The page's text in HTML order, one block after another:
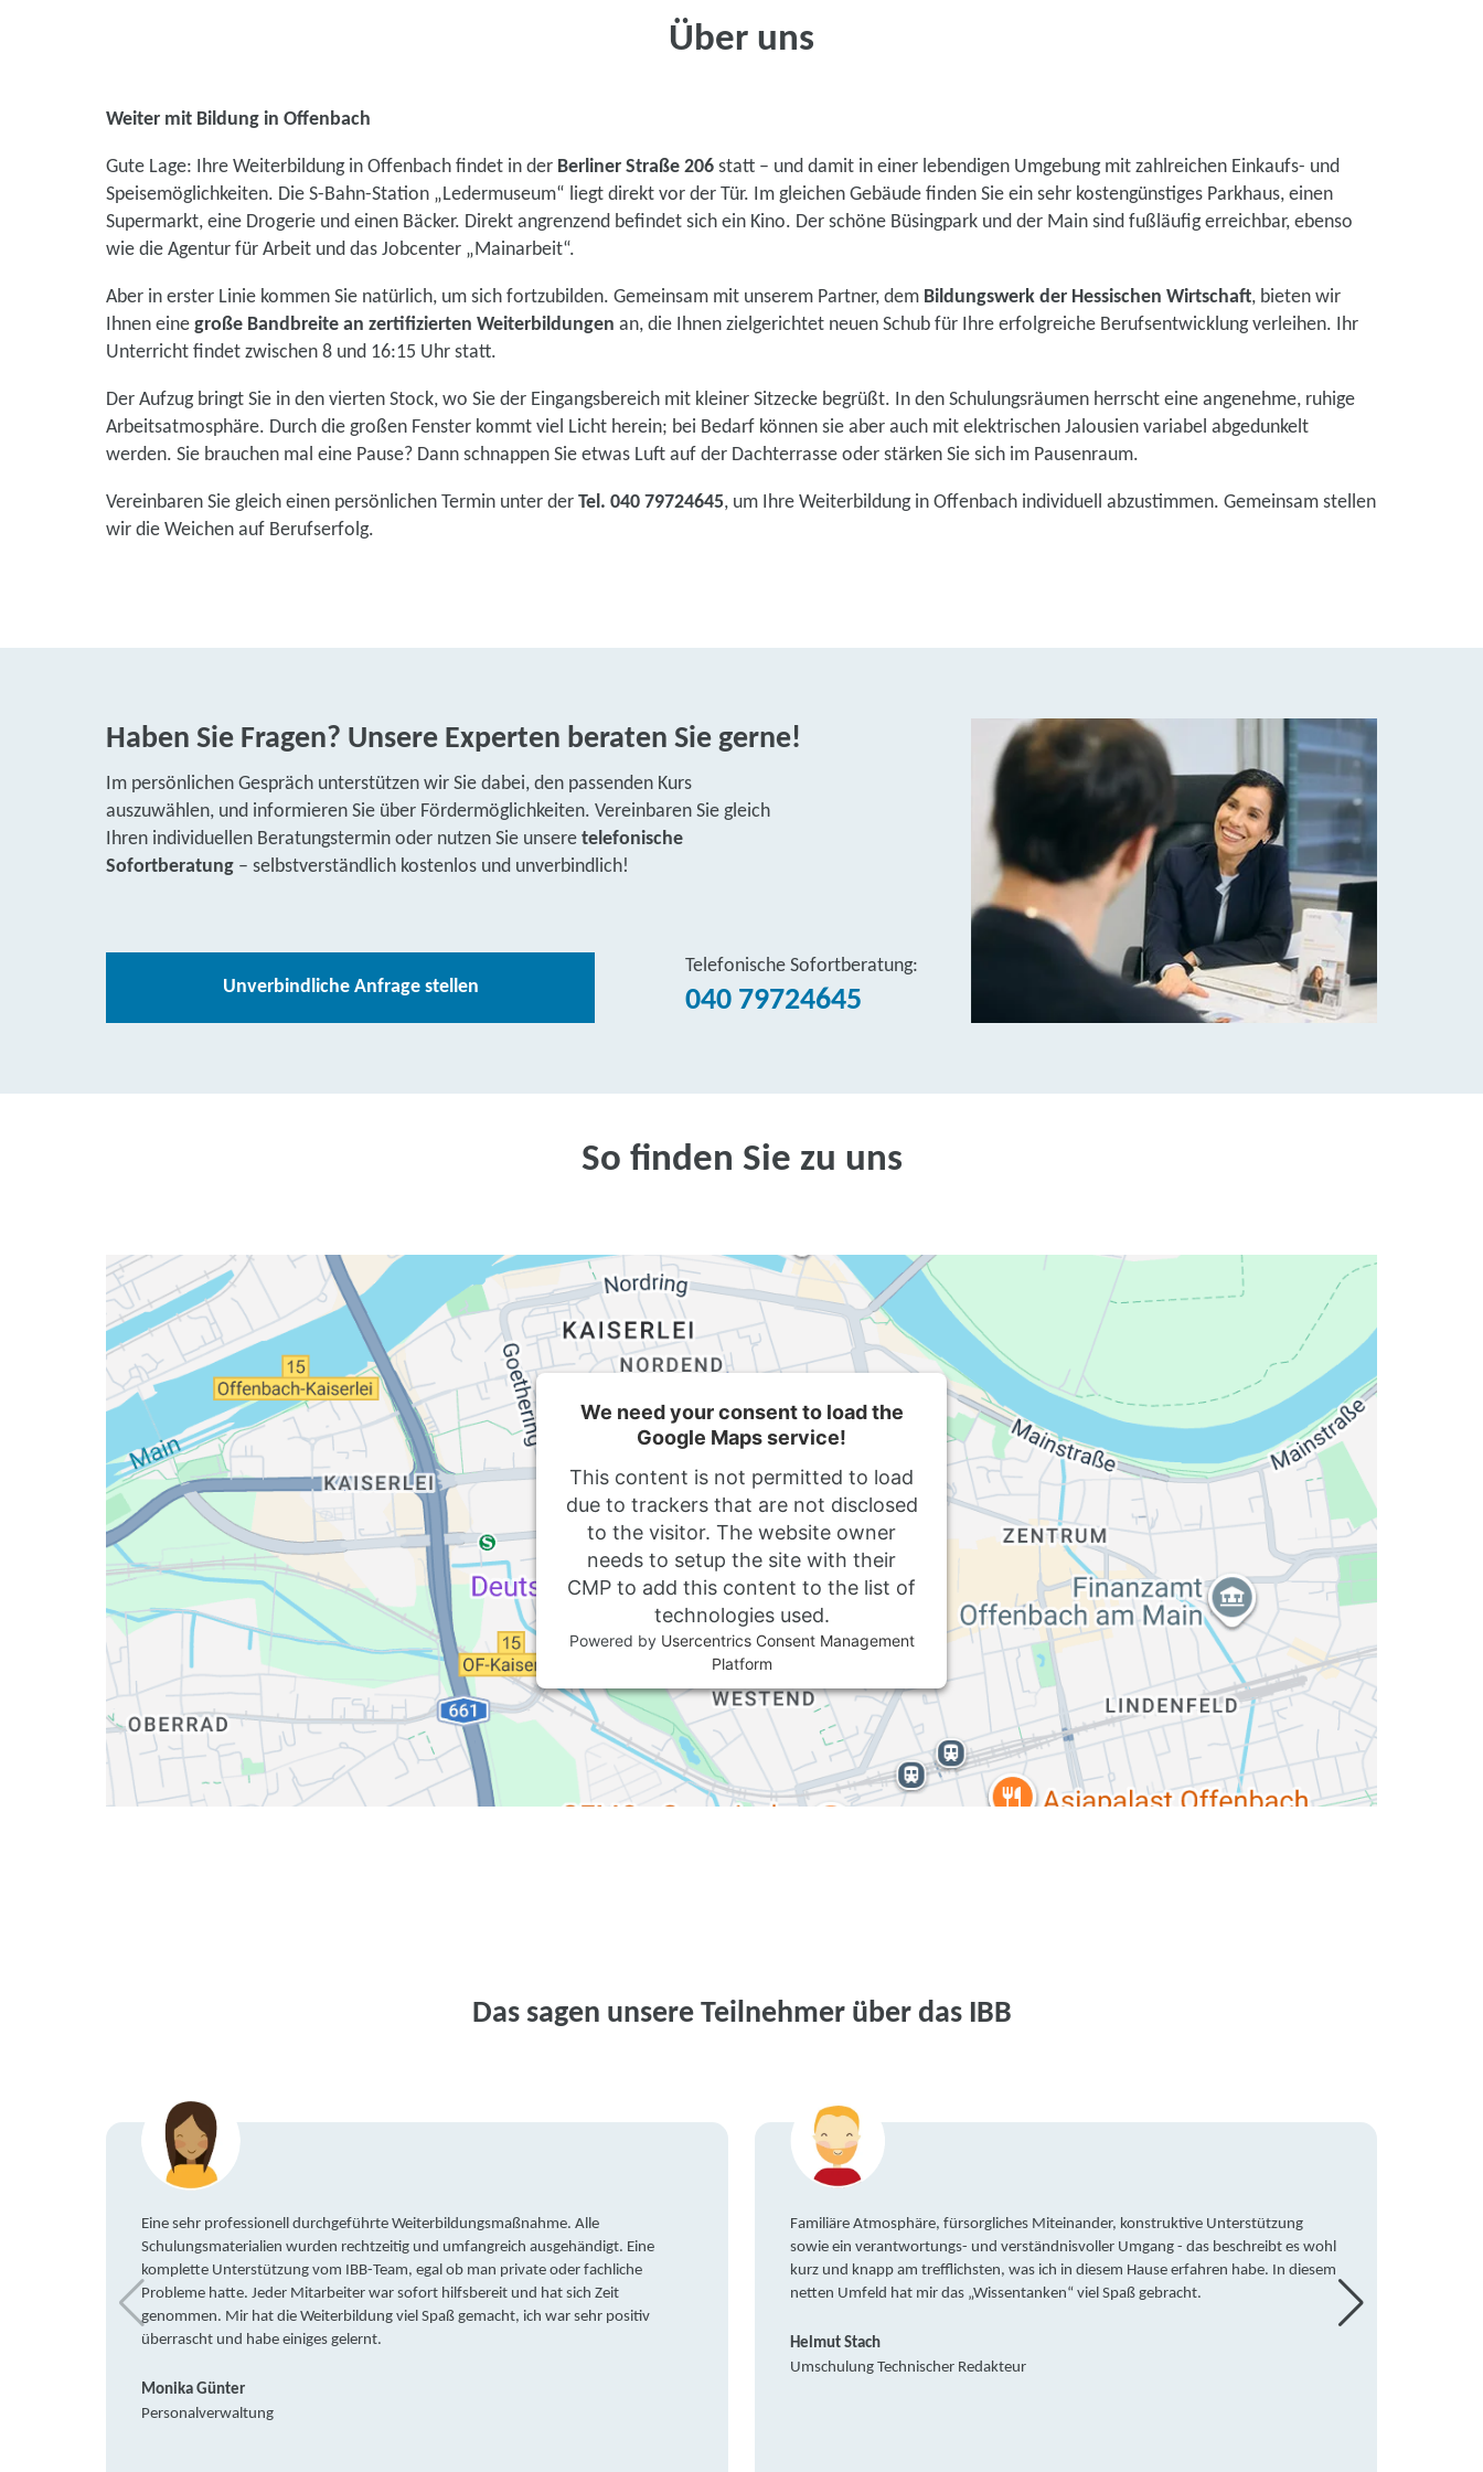
Über uns
Weiter mit Bildung in Offenbach
Gute Lage: Ihre Weiterbildung in Offenbach findet in der Berliner Straße 206 statt – und damit in einer lebendigen Umgebung mit zahlreichen Einkaufs- und
Speisemöglichkeiten. Die S-Bahn-Station „Ledermuseum“ liegt direkt vor der Tür. Im gleichen Gebäude finden Sie ein sehr kostengünstiges Parkhaus, einen
Supermarkt, eine Drogerie und einen Bäcker. Direkt angrenzend befindet sich ein Kino. Der schöne Büsingpark und der Main sind fußläufig erreichbar, ebenso
wie die Agentur für Arbeit und das Jobcenter „Mainarbeit“.
Aber in erster Linie kommen Sie natürlich, um sich fortzubilden. Gemeinsam mit unserem Partner, dem Bildungswerk der Hessischen Wirtschaft, bieten wir
Ihnen eine große Bandbreite an zertifizierten Weiterbildungen an, die Ihnen zielgerichtet neuen Schub für Ihre erfolgreiche Berufsentwicklung verleihen. Ihr
Unterricht findet zwischen 8 und 16:15 Uhr statt.
Der Aufzug bringt Sie in den vierten Stock, wo Sie der Eingangsbereich mit kleiner Sitzecke begrüßt. In den Schulungsräumen herrscht eine angenehme, ruhige
Arbeitsatmosphäre. Durch die großen Fenster kommt viel Licht herein; bei Bedarf können sie aber auch mit elektrischen Jalousien variabel abgedunkelt
werden. Sie brauchen mal eine Pause? Dann schnappen Sie etwas Luft auf der Dachterrasse oder stärken Sie sich im Pausenraum.
Vereinbaren Sie gleich einen persönlichen Termin unter der Tel. 040 79724645, um Ihre Weiterbildung in Offenbach individuell abzustimmen. Gemeinsam stellen
wir die Weichen auf Berufserfolg.
Haben Sie Fragen? Unsere Experten beraten Sie gerne!
Im persönlichen Gespräch unterstützen wir Sie dabei, den passenden Kurs
auszuwählen, und informieren Sie über Fördermöglichkeiten. Vereinbaren Sie gleich
Ihren individuellen Beratungstermin oder nutzen Sie unsere telefonische
Sofortberatung – selbstverständlich kostenlos und unverbindlich!
Unverbindliche Anfrage stellen
Telefonische Sofortberatung:
040 79724645
So finden Sie zu uns
We need your consent to load the
Google Maps service!
This content is not permitted to load
due to trackers that are not disclosed
to the visitor. The website owner
needs to setup the site with their
CMP to add this content to the list of
technologies used.
Powered by Usercentrics Consent Management
Platform
Das sagen unsere Teilnehmer über das IBB
Eine sehr professionell durchgeführte Weiterbildungsmaßnahme. Alle
Schulungsmaterialien wurden rechtzeitig und umfangreich ausgehändigt. Eine
komplette Unterstützung vom IBB-Team, egal ob man private oder fachliche
Probleme hatte. Jeder Mitarbeiter war sofort hilfsbereit und hat sich Zeit
genommen. Mir hat die Weiterbildung viel Spaß gemacht, ich war sehr positiv
überrascht und habe einiges gelernt.
Monika Günter
Personalverwaltung
Familiäre Atmosphäre, fürsorgliches Miteinander, konstruktive Unterstützung
sowie ein verantwortungs- und verständnisvoller Umgang - das beschreibt es wohl
kurz und knapp am trefflichsten, was ich in diesem Hause erfahren habe. In diesem
netten Umfeld hat mir das „Wissentanken“ viel Spaß gebracht.
Helmut Stach
Umschulung Technischer Redakteur